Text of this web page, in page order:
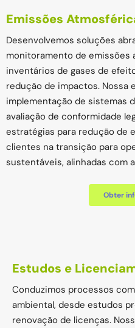
Emissões
Desenvolvemos soluções
monitoramento de emissões
inventários de gases de
redução de impactos.
implementação de sistemas
avaliação de conformidade
estratégias para redução de
clientes na transição para
sustentáveis, alinhadas com
Obter
Estudos e
Conduzimos processos
ambiental, desde estudos
renovação de licenças.